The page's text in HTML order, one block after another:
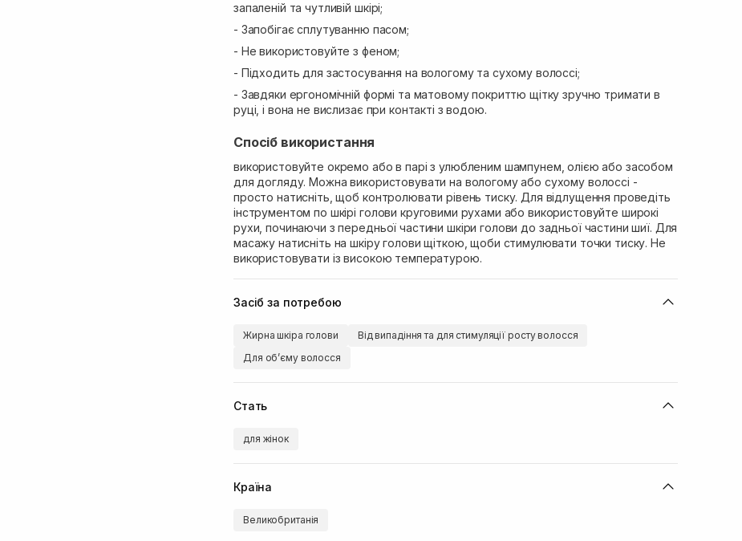
запаленій та чутливій шкірі;
- Запобігає сплутуванню пасом;
- Не використовуйте з феном;
- Підходить для застосування на вологому та сухому волоссі;
- Завдяки ергономічній формі та матовому покриттю щітку зручно тримати в
руці, і вона не вислизає при контакті з водою.
Спосіб використання
використовуйте окремо або в парі з улюбленим шампунем, олією або засобом
для догляду. Можна використовувати на вологому або сухому волоссі -
просто натисніть, щоб контролювати рівень тиску. Для відлущення проведіть
інструментом по шкірі голови круговими рухами або використовуйте широкі
рухи, починаючи з передньої частини шкіри голови до задньої частини шиї. Для
масажу натисніть на шкіру голови щіткою, щоби стимулювати точки тиску. Не
використовувати із високою температурою.
Засіб за потребою
Жирна шкіра голови
Від випадіння та для стимуляції росту волосся
Для обʼєму волосся
Стать
для жінок
Країна
Великобританія